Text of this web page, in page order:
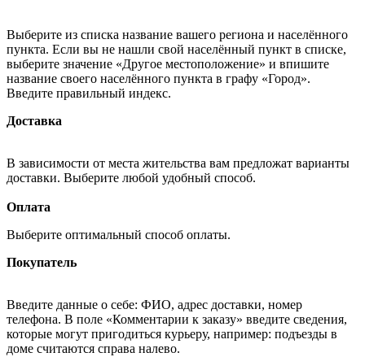
Выберите из списка название вашего региона и населённого
пункта. Если вы не нашли свой населённый пункт в списке,
выберите значение «Другое местоположение» и впишите
название своего населённого пункта в графу «Город».
Введите правильный индекс.
Доставка
В зависимости от места жительства вам предложат варианты
доставки. Выберите любой удобный способ.
Оплата
Выберите оптимальный способ оплаты.
Покупатель
Введите данные о себе: ФИО, адрес доставки, номер
телефона. В поле «Комментарии к заказу» введите сведения,
которые могут пригодиться курьеру, например: подъезды в
доме считаются справа налево.